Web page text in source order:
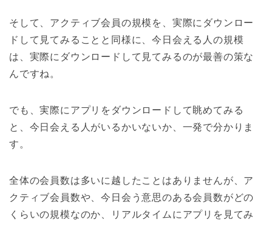
そして、アクティブ会員の規模を、実際にダウンロー
ドして見てみることと同様に、今日会える人の規模
は、実際にダウンロードして見てみるのが最善の策な
んですね。
でも、実際にアプリをダウンロードして眺めてみる
と、今日会える人がいるかいないか、一発で分かりま
す。
全体の会員数は多いに越したことはありませんが、ア
クティブ会員数や、今日会う意思のある会員数がどの
くらいの規模なのか、リアルタイムにアプリを見てみ